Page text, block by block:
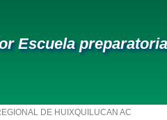
Escuela
DE HUIXQUILUCAN AC